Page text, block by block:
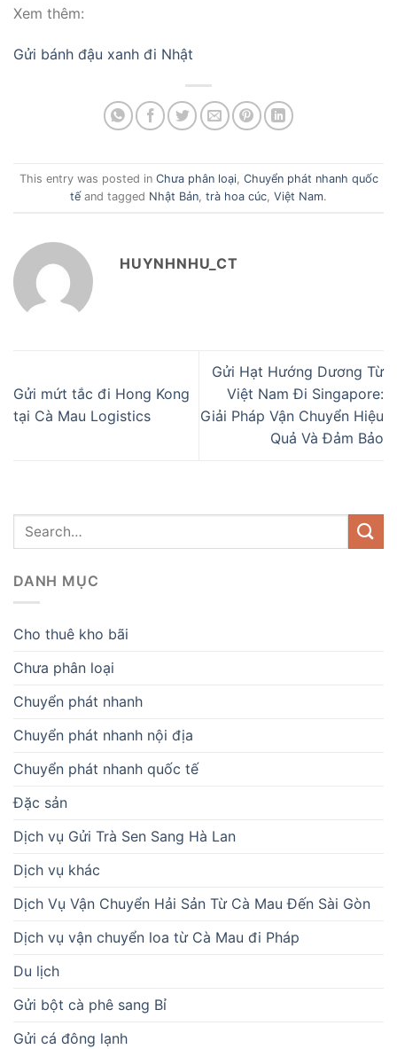
Xem thêm:
Gửi bánh đậu xanh đi Nhật
This entry was posted in Chưa phân loại, Chuyển phát nhanh quốc
tếand tagged Nhật Bản trà hoa cúc Việt Nam.
HUYNHNHU_CT
Gửi mứt tắc đi Hong Kong
tại Cà Mau Logistics
Gửi Hạt Hướng Dương Từ
Việt Nam Đi Singapore:
Giải Pháp Vận Chuyển Hiệu
Quả Và Đảm Bảo
DANH MỤC
Cho thuê kho bãi
Chưa phân loại
Chuyển phát nhanh
Chuyển phát nhanh nội địa
Chuyển phát nhanh quốc tế
Đặc sản
Dịch vụ Gửi Trà Sen Sang Hà Lan
Dịch vụ khác
Dịch Vụ Vận Chuyển Hải Sản Từ Cà Mau Đến Sài Gòn
Dịch vụ vận chuyển loa từ Cà Mau đi Pháp
Du lịch
Gửi bột cà phê sang Bỉ
Gửi cá đông lạnh